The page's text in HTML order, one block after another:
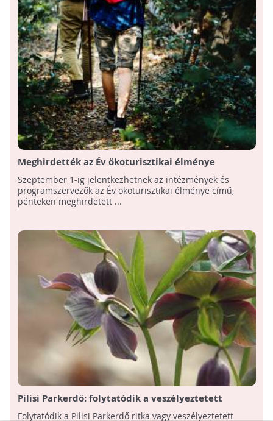
Meghirdették az Év ökoturisztikai élménye
pályázatot
Szeptember 1-ig jelentkezhetnek az intézmények és
programszervezők az Év ökoturisztikai élménye című,
pénteken meghirdetett ...
Pilisi Parkerdő: folytatódik a veszélyeztetett
növényfajok fennmaradását biztosító program
Folytatódik a Pilisi Parkerdő ritka vagy veszélyeztetett